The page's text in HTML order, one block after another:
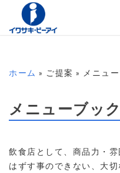
ホーム » ご提案 » メニュ
メニューブッ
飲食店として、商品力・
はずす事のできない、大